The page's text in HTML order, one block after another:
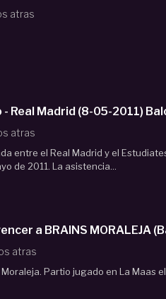
atras
- Real Madrid (8-05-2011)
atras
entre el Real Madrid y el
de 2011. La asistencia...
atras
Partio jugado en La Maas